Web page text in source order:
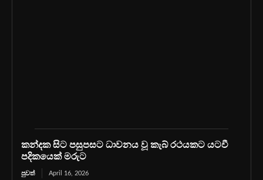
කන්දක සිට පසුපසට ධාවනය වූ කැබ් රථයකට යටවී
පදිකයෙක් මරුට
පුවත් April 16, 2026